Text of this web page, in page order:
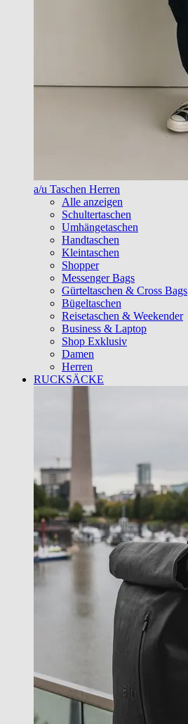
a/u Taschen Herren
Alle anzeigen
Schultertaschen
Umhängetaschen
Handtaschen
Kleintaschen
Shopper
Messenger Bags
Gürteltaschen & Cross Bags
Bügeltaschen
Reisetaschen & Weekender
Business & Laptop
Shop Exklusiv
Damen
Herren
RUCKSÄCKE